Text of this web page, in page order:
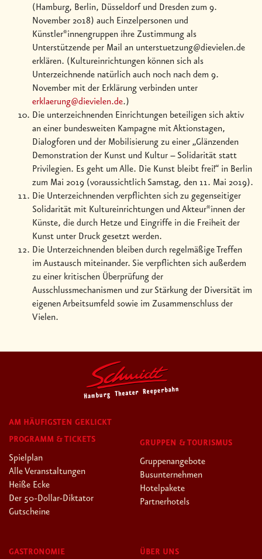
(Hamburg, Berlin, Düsseldorf und Dresden zum 9.
November 2018) auch Einzelpersonen und
Künstler*innengruppen ihre Zustimmung als
Unterstützende per Mail an unterstuetzung@dievielen.de
erklären. (Kultureinrichtungen können sich als
Unterzeichnende natürlich auch noch nach dem 9.
November mit der Erklärung verbinden unter
erklaerung@dievielen.de.)
Die unterzeichnenden Einrichtungen beteiligen sich aktiv
an einer bundesweiten Kampagne mit Aktionstagen,
Dialogforen und der Mobilisierung zu einer „Glänzenden
Demonstration der Kunst und Kultur – Solidarität statt
Privilegien. Es geht um Alle. Die Kunst bleibt frei!“ in Berlin
zum Mai 2019 (voraussichtlich Samstag, den 11. Mai 2019).
Die Unterzeichnenden verpflichten sich zu gegenseitiger
Solidarität mit Kultureinrichtungen und Akteur*innen der
Künste, die durch Hetze und Eingriffe in die Freiheit der
Kunst unter Druck gesetzt werden.
Die Unterzeichnenden bleiben durch regelmäßige Treffen
im Austausch miteinander. Sie verpflichten sich außerdem
zu einer kritischen Überprüfung der
Ausschlussmechanismen und zur Stärkung der Diversität im
eigenen Arbeitsumfeld sowie im Zusammenschluss der
Vielen.
AM HÄUFIGSTEN GEKLICKT
PROGRAMM & TICKETS
Spielplan
Alle Veranstaltungen
Heiße Ecke
Der 50-Dollar-Diktator
Gutscheine
GRUPPEN & TOURISMUS
Gruppenangebote
Busunternehmen
Hotelpakete
Partnerhotels
GASTRONOMIE ÜBER UNS